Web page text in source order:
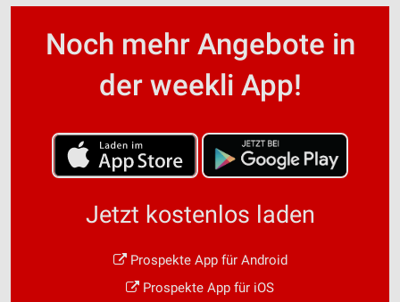
Noch mehr Angebote in
der weekli App!
Jetzt kostenlos laden
Prospekte App für Android
Prospekte App für iOS